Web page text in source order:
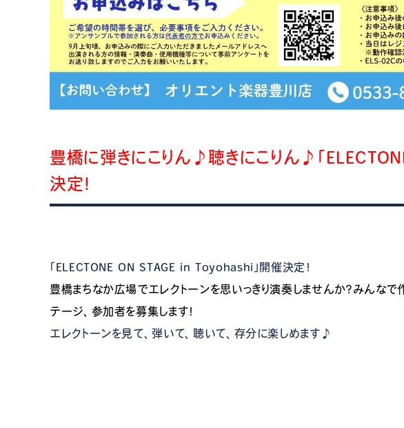
豊橋に弾きにこりん♪聴きにこりん♪「
決定！
「ELECTONE ON STAGE in Toyohashi」開催決定！
豊橋まちなか広場でエレクトーンを思いっきり演奏しませんか？みんな
テージ、参加者を募集します！
エレクトーンを見て、弾いて、聴いて、存分に楽しめます♪